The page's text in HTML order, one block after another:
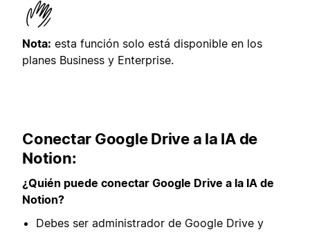
Nota: esta función solo está disponible en los
planes Business y Enterprise.
Conectar Google Drive a la IA de
Notion:
¿Quién puede conectar Google Drive a la IA de
Notion?
Debes ser administrador de Google Drive y